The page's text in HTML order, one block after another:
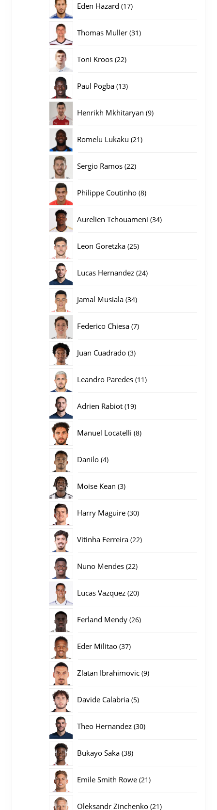
Eden Hazard 1717
Thomas Muller 3131
Toni Kroos 2222
Paul Pogba 1313
Henrikh Mkhitaryan 99
Romelu Lukaku 2121
Sergio Ramos 2222
Philippe Coutinho 88
Aurelien Tchouameni 3434
Leon Goretzka 2525
Lucas Hernandez 2424
Jamal Musiala 3434
Federico Chiesa 77
Juan Cuadrado 33
Leandro Paredes 1111
Adrien Rabiot 1919
Manuel Locatelli 88
Danilo 44
Moise Kean 33
Harry Maguire 3030
Vitinha Ferreira 2222
Nuno Mendes 2222
Lucas Vazquez 2020
Ferland Mendy 2626
Eder Militao 3737
Zlatan Ibrahimovic 99
Davide Calabria 55
Theo Hernandez 3030
Bukayo Saka 3838
Emile Smith Rowe 2121
Oleksandr Zinchenko 2121